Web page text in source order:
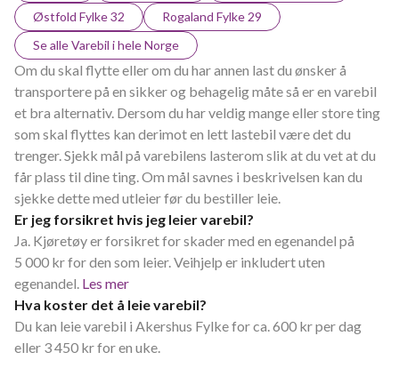
Østfold Fylke 32
Rogaland Fylke 29
Se alle Varebil i hele Norge
Om du skal flytte eller om du har annen last du ønsker å
transportere på en sikker og behagelig måte så er en varebil
et bra alternativ. Dersom du har veldig mange eller store ting
som skal flyttes kan derimot en lett lastebil være det du
trenger. Sjekk mål på varebilens lasterom slik at du vet at du
får plass til dine ting. Om mål savnes i beskrivelsen kan du
sjekke dette med utleier før du bestiller leie.
Er jeg forsikret hvis jeg leier varebil?
Ja. Kjøretøy er forsikret for skader med en egenandel på
5 000 kr for den som leier. Veihjelp er inkludert uten
egenandel. Les mer
Hva koster det å leie varebil?
Du kan leie varebil i Akershus Fylke for ca. 600 kr per dag
eller 3 450 kr for en uke.